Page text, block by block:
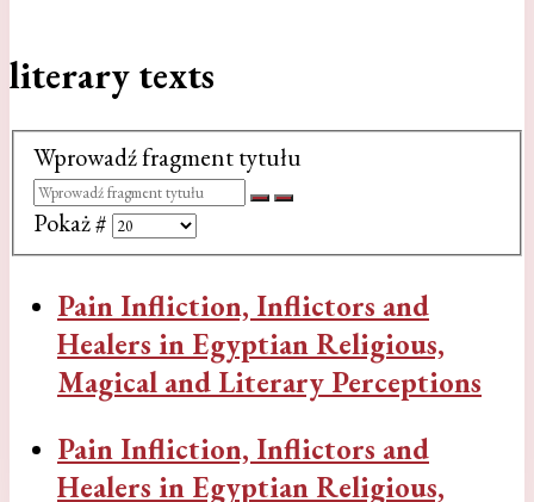
literary texts
Wprowadź fragment tytułu
Pokaż #
Pain Infliction, Inflictors and
Healers in Egyptian Religious,
Magical and Literary Perceptions
Pain Infliction, Inflictors and
Healers in Egyptian Religious,